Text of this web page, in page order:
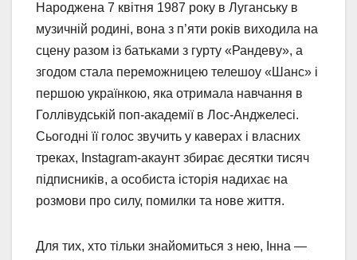
Народжена 7 квітня 1987 року в Луганську в
музичній родині, вона з п’яти років виходила на
сцену разом із батьками з гурту «Рандеву», а
згодом стала переможницею телешоу «Шанс» і
першою українкою, яка отримала навчання в
Голлівудській поп-академії в Лос-Анджелесі.
Сьогодні її голос звучить у каверах і власних
треках, Instagram-акаунт збирає десятки тисяч
підписників, а особиста історія надихає на
розмови про силу, помилки та нове життя.
Для тих, хто тільки знайомиться з нею, Інна —